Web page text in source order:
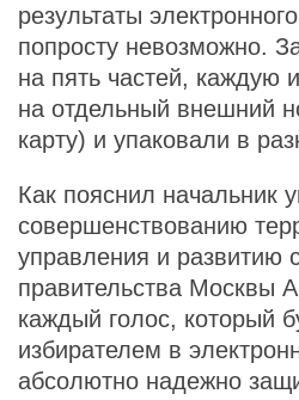
результаты
попросту невозможно.
на пять частей, каждую
на отдельный внешний
карту) и упаковали в
Как пояснил начальник
совершенствованию
управления и развитию
правительства Москвы
каждый голос, который
избирателем в
абсолютно надежно